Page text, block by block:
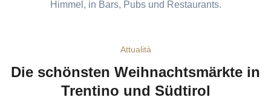
Himmel, in Bars, Pubs und Restaurants.
Attualità
Die schönsten Weihnachtsmärkte in
Trentino und Südtirol